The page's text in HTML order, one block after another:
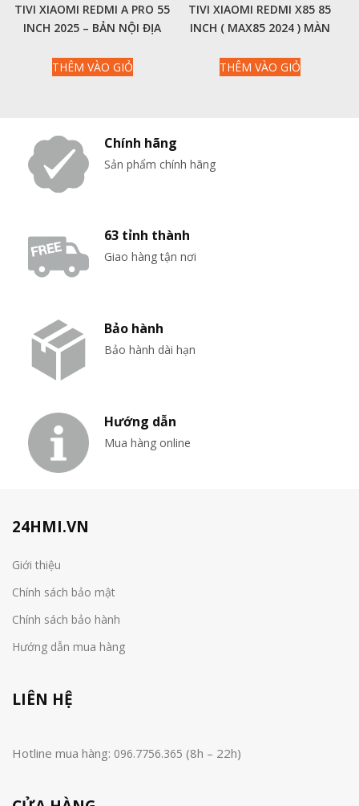
TIVI XIAOMI REDMI A PRO 55
INCH 2025 – BẢN NỘI ĐỊA
THÊM VÀO GIỎ
TIVI XIAOMI REDMI X85 85
INCH ( MAX85 2024 ) MÀN
BẢN NỘI ĐỊA
THÊM VÀO GIỎ
Chính hãng
Sản phẩm chính hãng
63 tỉnh thành
Giao hàng tận nơi
Bảo hành
Bảo hành dài hạn
Hướng dẫn
Mua hàng online
24HMI.VN
Giới thiệu
Chính sách bảo mật
Chính sách bảo hành
Hướng dẫn mua hàng
LIÊN HỆ
Hotline mua hàng: 096.7756.365 (8h – 22h)